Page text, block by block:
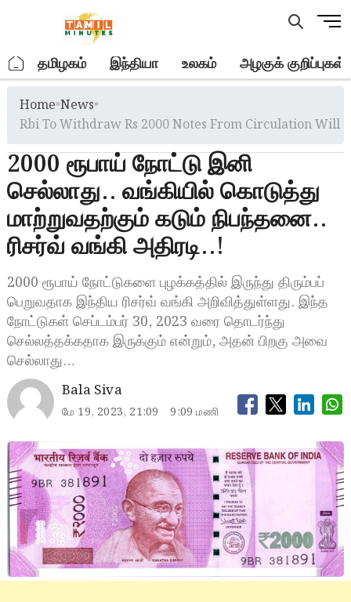
M
u
t
o
. தமிழகம் இந்தியா உலகம் அழகுக் குறிப்புகள்
Home»News»
Rbi To Withdraw Rs 2000 Notes From Circulation Will
2000 ரூபாய் நோட்டு இனி
செல்லாது.. வங்கியில் கொடுத்து
மாற்றுவதற்கும் கடும் நிபந்தனை..
ரிசர்வ் வங்கி அதிரடி..!
2000 ரூபாய் நோட்டுகளை புழக்கத்தில் இருந்து திரும்பப்
பெறுவதாக இந்திய ரிசர்வ் வங்கி அறிவித்துள்ளது. இந்த
நோட்டுகள் செப்டம்பர் 30, 2023 வரை தொடர்ந்து
செல்லத்தக்கதாக இருக்கும் என்றும், அதன் பிறகு அவை
செல்லாது…
Bala Siva
மே 19, 2023, 21:09 9:09 மணி